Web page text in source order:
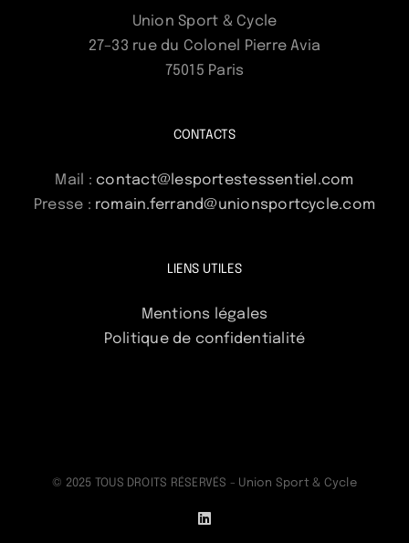
Union Sport & Cycle
27–33 rue du Colonel Pierre Avia
75015 Paris
CONTACTS
Mail : contact@lesportestessentiel.com
Presse : romain.ferrand@unionsportcycle.com
LIENS UTILES
Mentions légales
Politique de confidentialité
© 2025 TOUS DROITS RÉSERVÉS - Union Sport & Cycle
LinkedIn